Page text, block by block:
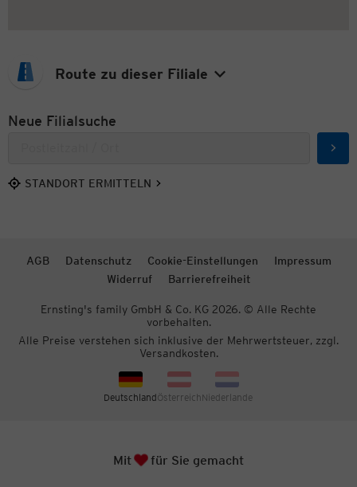
Route zu dieser Filiale
Neue Filialsuche
STANDORT ERMITTELN
AGB Datenschutz Cookie-Einstellungen
Impressum
Widerruf
Barrierefreiheit
Ernsting's family GmbH & Co. KG 2026. © Alle Rechte
vorbehalten.
Alle Preise verstehen sich inklusive der Mehrwertsteuer, zzgl.
Versandkosten.
DeutschlandÖsterreichNiederlande
MitHerz
für Sie gemacht